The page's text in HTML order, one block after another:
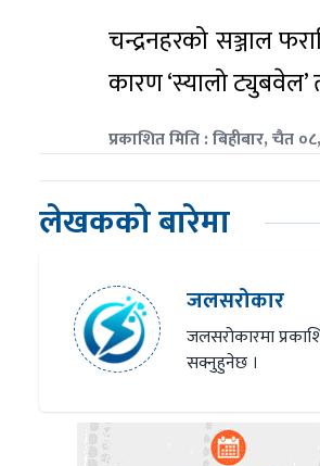
चन्द्रनहरको सञ्जाल
कारण ‘स्यालो
प्रकाशित मिति : बिहीबार, चैत
लेखकको बारेमा
जलसरोकार
जलसरोकारमा
सक्नुहुनेछ ।